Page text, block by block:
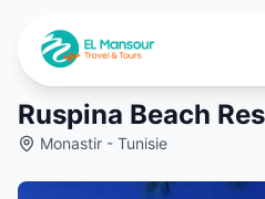
Ruspina Beach
Monastir - Tunisie